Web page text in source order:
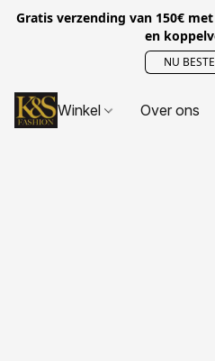
Gratis verzending van 150€
en
NU
Winkel Over ons